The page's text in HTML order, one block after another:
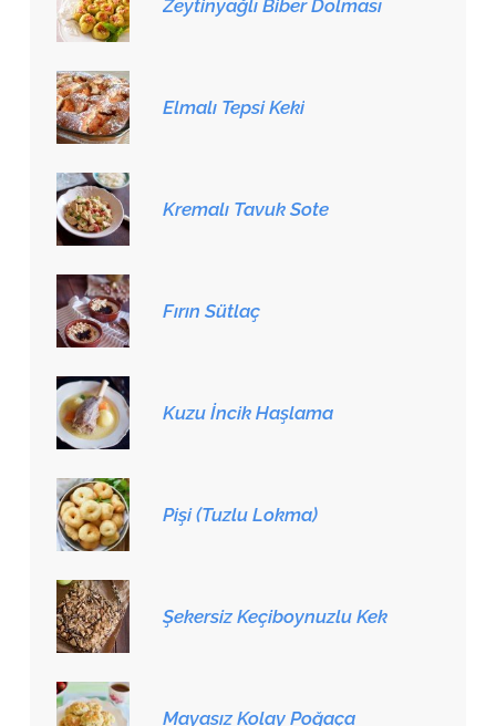
Zeytinyağlı Biber Dolması
Elmalı Tepsi Keki
Kremalı Tavuk Sote
Fırın Sütlaç
Kuzu İncik Haşlama
Pişi (Tuzlu Lokma)
Şekersiz Keçiboynuzlu Kek
Mayasız Kolay Poğaça